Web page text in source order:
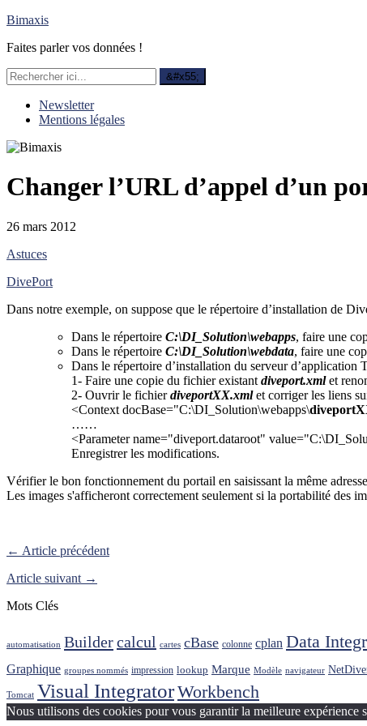
Bimaxis
Faites parler vos données !
Newsletter
Mentions légales
Changer l’URL d’appel d’un
26 mars 2012
Astuces
DivePort
Dans notre exemple, on suppose que le répertoire d’installation de
Dans le répertoire C:\DI_Solution\webapps, faire une
Dans le répertoire C:\DI_Solution\webdata, faire une
Dans le répertoire d’installation du serveur d’application
1- Faire une copie du fichier existant diveport.xmlet
2- Ouvrir le fichierdiveportXX.xmlet corriger les liens
<Context docBase="C:\DI_Solution\webapps\
……
<Parameter name="diveport.dataroot"
Enregistrer les modifications.
Vérifier le bon fonctionnement du portail en saisissant la même
Les images s'afficheront correctement seulement si la portabilité des
← Article précédent
Article suivant →
Mots Clés
automatisation Buildercalcul cartes cBase colonne cplan Data
Graphique groupes nommés impression lookup Marque Modèle navigateur
Tomcat Visual IntegratorWorkbench
Nous utilisons des cookies pour vous garantir la meilleure